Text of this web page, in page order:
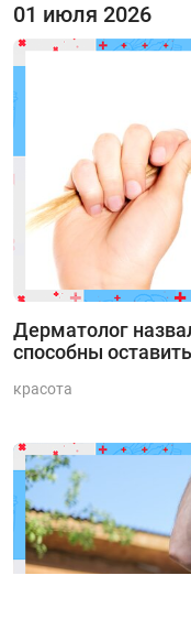
01 июля 2026
Дерматолог
способны
красота